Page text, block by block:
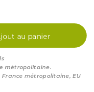
au panier
métropolitaine.
France métropolitaine, EU